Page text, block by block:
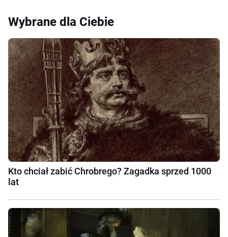
Wybrane dla Ciebie
Kto chciał zabić Chrobrego? Zagadka sprzed 1000
lat